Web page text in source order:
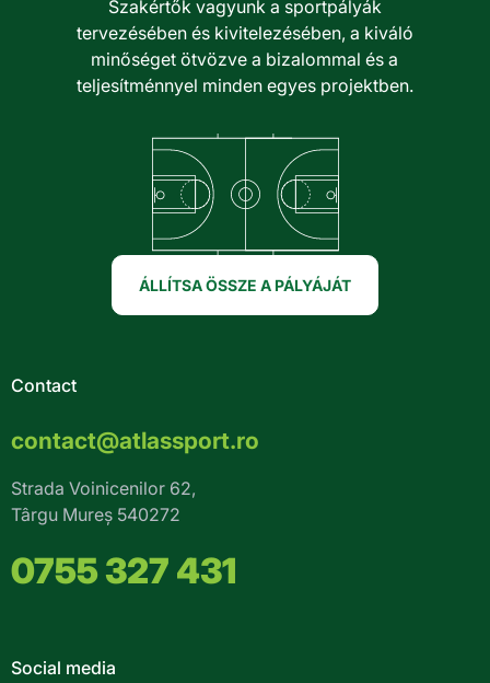
Szakértők vagyunk a sportpályák
tervezésében és kivitelezésében, a kiváló
minőséget ötvözve a bizalommal és a
teljesítménnyel minden egyes projektben.
ÁLLÍTSA ÖSSZE A PÁLYÁJÁT
Contact
contact@atlassport.ro
Strada Voinicenilor 62,
Târgu Mureș 540272
0755 327 431
Social media